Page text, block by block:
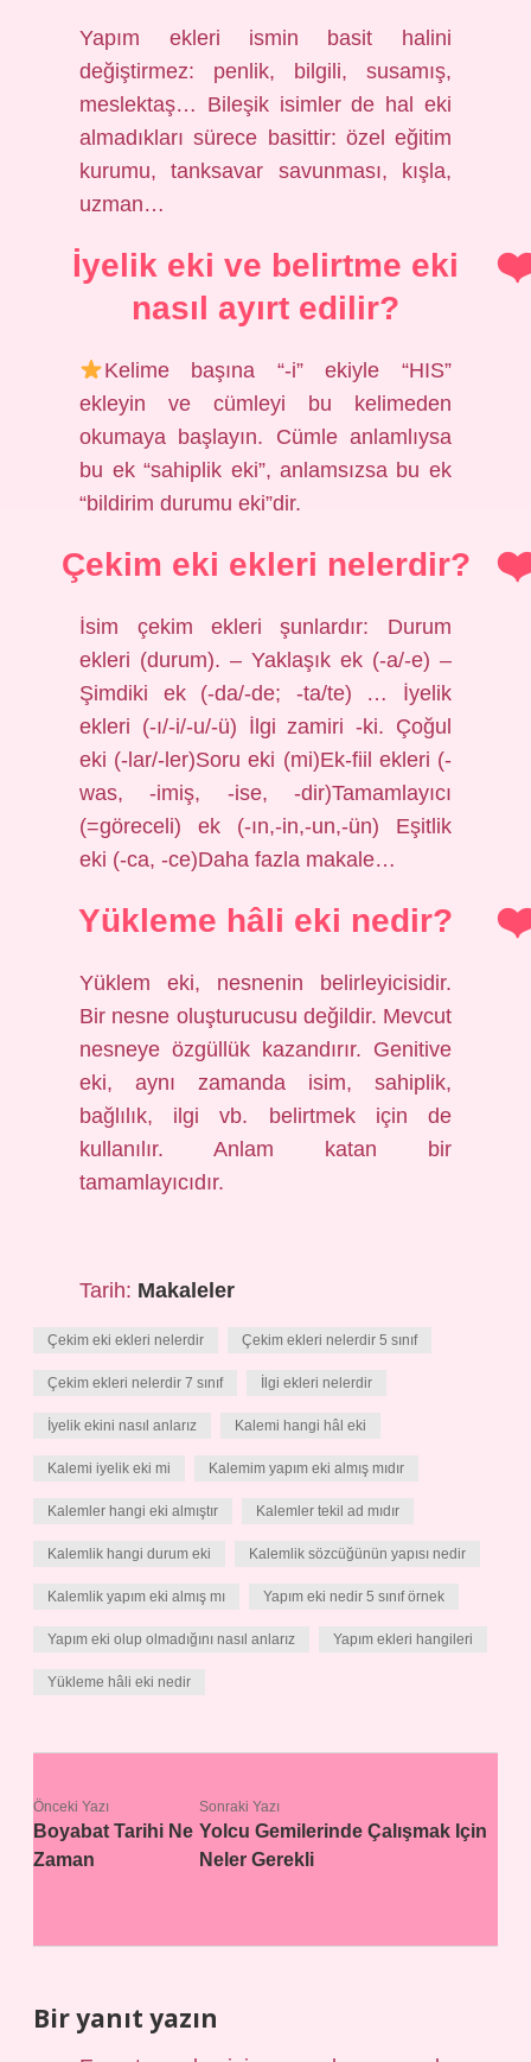
Yapım ekleri ismin basit halini
değiştirmez: penlik, bilgili, susamış,
meslektaş… Bileşik isimler de hal eki
almadıkları sürece basittir: özel eğitim
kurumu, tanksavar savunması, kışla,
uzman…
İyelik eki ve belirtme eki
nasıl ayırt edilir?
Kelime başına “-i” ekiyle “HIS”
ekleyin ve cümleyi bu kelimeden
okumaya başlayın. Cümle anlamlıysa
bu ek “sahiplik eki”, anlamsızsa bu ek
“bildirim durumu eki”dir.
Çekim eki ekleri nelerdir?
İsim çekim ekleri şunlardır: Durum
ekleri (durum). – Yaklaşık ek (-a/-e) –
Şimdiki ek (-da/-de; -ta/te) … İyelik
ekleri (-ı/-i/-u/-ü) İlgi zamiri -ki. Çoğul
eki (-lar/-ler)Soru eki (mi)Ek-fiil ekleri (-
was, -imiş, -ise, -dir)Tamamlayıcı
(=göreceli) ek (-ın,-in,-un,-ün) Eşitlik
eki (-ca, -ce)Daha fazla makale…
Yükleme hâli eki nedir?
Yüklem eki, nesnenin belirleyicisidir.
Bir nesne oluşturucusu değildir. Mevcut
nesneye özgüllük kazandırır. Genitive
eki, aynı zamanda isim, sahiplik,
bağlılık, ilgi vb. belirtmek için de
kullanılır. Anlam katan bir
tamamlayıcıdır.
Tarih: Makaleler
Çekim eki ekleri nelerdir Çekim ekleri nelerdir 5 sınıf
Çekim ekleri nelerdir 7 sınıf İlgi ekleri nelerdir
İyelik ekini nasıl anlarız Kalemi hangi hâl eki
Kalemi iyelik eki mi Kalemim yapım eki almış mıdır
Kalemler hangi eki almıştır Kalemler tekil ad mıdır
Kalemlik hangi durum eki Kalemlik sözcüğünün yapısı nedir
Kalemlik yapım eki almış mı Yapım eki nedir 5 sınıf örnek
Yapım eki olup olmadığını nasıl anlarız Yapım ekleri hangileri
Yükleme hâli eki nedir
Önceki Yazı
Boyabat Tarihi Ne
Zaman
Sonraki Yazı
Yolcu Gemilerinde Çalışmak Için
Neler Gerekli
Bir yanıt yazın